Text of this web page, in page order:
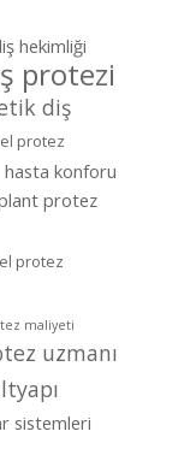
hekimliği
protezi
diş
protez
hasta konforu
protez
protez
maliyeti
uzmanı
sistemleri